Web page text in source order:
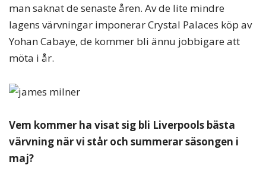
man saknat de senaste åren. Av de lite mindre
lagens värvningar imponerar Crystal Palaces köp av
Yohan Cabaye, de kommer bli ännu jobbigare att
möta i år.
Vem kommer ha visat sig bli Liverpools bästa
värvning när vi står och summerar säsongen i
maj?